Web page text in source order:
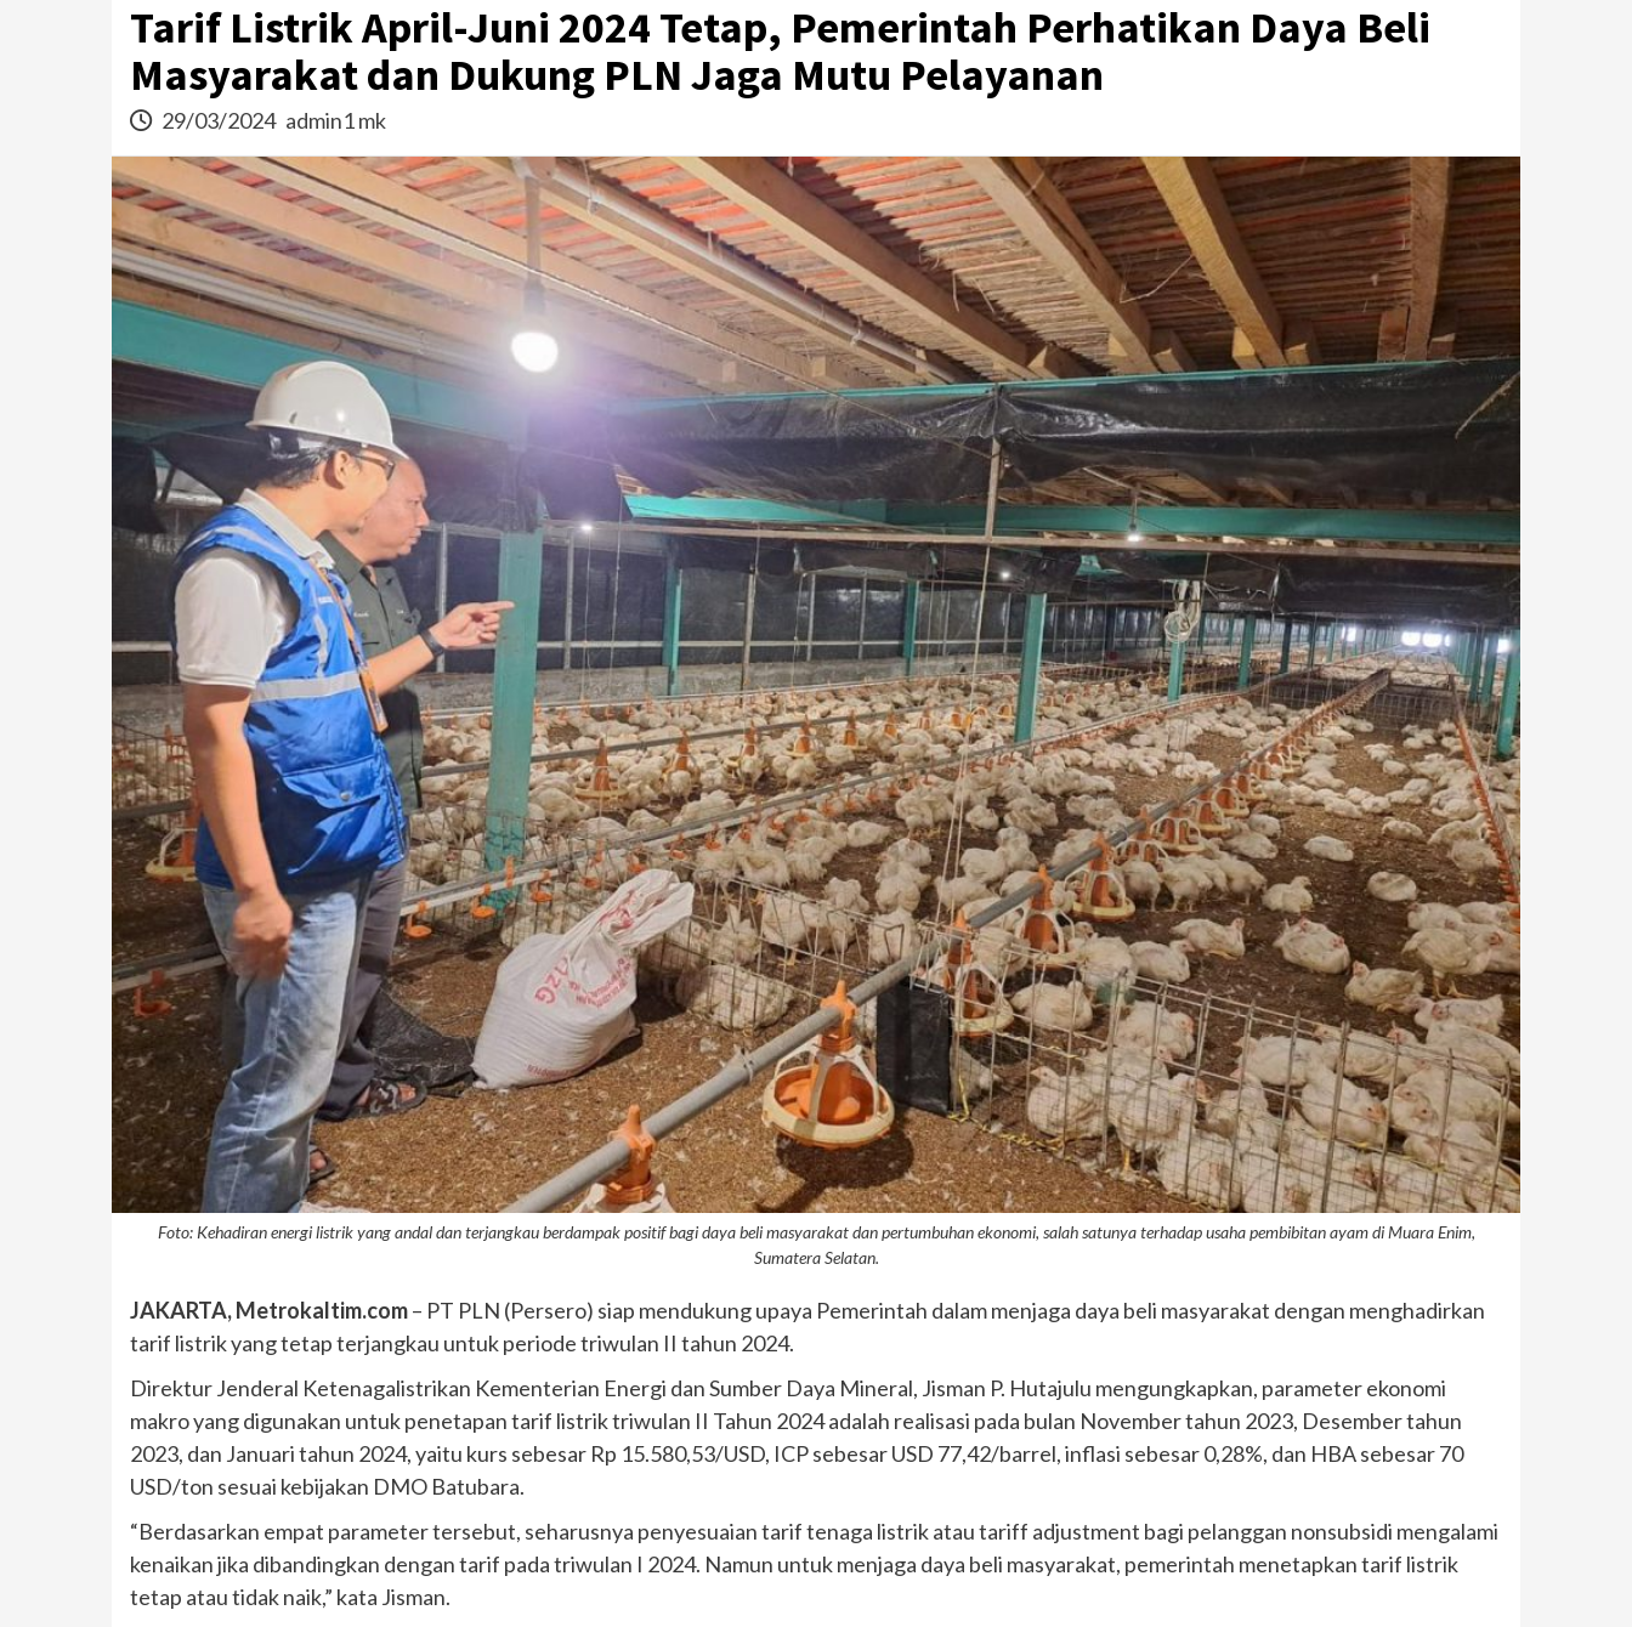
Tarif Listrik April-Juni 2024 Tetap, Pemerintah Perhatikan Daya Beli
Masyarakat dan Dukung PLN Jaga Mutu Pelayanan
29/03/2024 admin1 mk
Foto: Kehadiran energi listrik yang andal dan terjangkau berdampak positif bagi daya beli masyarakat dan pertumbuhan ekonomi, salah satunya terhadap usaha pembibitan ayam di Muara Enim,
Sumatera Selatan.
JAKARTA, Metrokaltim.com– PT PLN (Persero) siap mendukung upaya Pemerintah dalam menjaga daya beli masyarakat dengan menghadirkan
tarif listrik yang tetap terjangkau untuk periode triwulan II tahun 2024.
Direktur Jenderal Ketenagalistrikan Kementerian Energi dan Sumber Daya Mineral, Jisman P. Hutajulu mengungkapkan, parameter ekonomi
makro yang digunakan untuk penetapan tarif listrik triwulan II Tahun 2024 adalah realisasi pada bulan November tahun 2023, Desember tahun
2023, dan Januari tahun 2024, yaitu kurs sebesar Rp 15.580,53/USD, ICP sebesar USD 77,42/barrel, inflasi sebesar 0,28%, dan HBA sebesar 70
USD/ton sesuai kebijakan DMO Batubara.
“Berdasarkan empat parameter tersebut, seharusnya penyesuaian tarif tenaga listrik atau tariff adjustment bagi pelanggan nonsubsidi mengalami
kenaikan jika dibandingkan dengan tarif pada triwulan I 2024. Namun untuk menjaga daya beli masyarakat, pemerintah menetapkan tarif listrik
tetap atau tidak naik,” kata Jisman.